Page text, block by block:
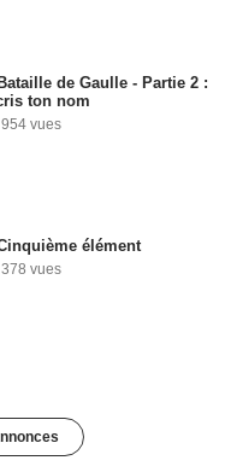
de Gaulle - Partie 2 :
ton nom
vues
élément
vues